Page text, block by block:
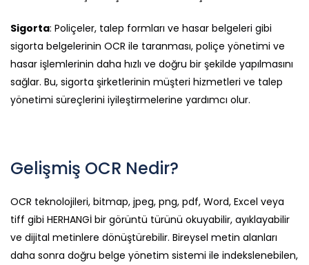
Sigorta: Poliçeler, talep formları ve hasar belgeleri gibi
sigorta belgelerinin OCR ile taranması, poliçe yönetimi ve
hasar işlemlerinin daha hızlı ve doğru bir şekilde yapılmasını
sağlar. Bu, sigorta şirketlerinin müşteri hizmetleri ve talep
yönetimi süreçlerini iyileştirmelerine yardımcı olur.
Gelişmiş OCR Nedir?
OCR teknolojileri, bitmap, jpeg, png, pdf, Word, Excel veya
tiff gibi HERHANGİ bir görüntü türünü okuyabilir, ayıklayabilir
ve dijital metinlere dönüştürebilir. Bireysel metin alanları
daha sonra doğru belge yönetim sistemi ile indekslenebilen,